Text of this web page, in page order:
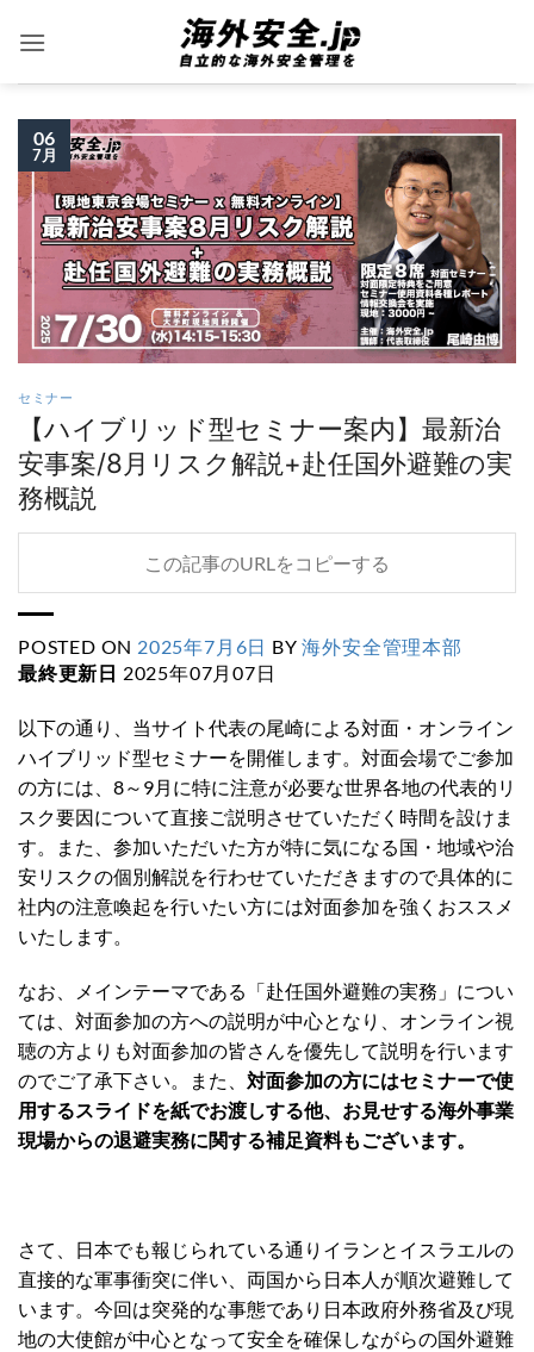
06
7月
セミナー
【ハイブリッド型セミナー案内】最新治
安事案/8月リスク解説+赴任国外避難の実
務概説
この記事のURLをコピーする
POSTED ON 2025年7月6日 BY海外安全管理本部
最終更新日 2025年07月07日
以下の通り、当サイト代表の尾崎による対面・オンライン
ハイブリッド型セミナーを開催します。対面会場でご参加
の方には、8～9月に特に注意が必要な世界各地の代表的リ
スク要因について直接ご説明させていただく時間を設けま
す。また、参加いただいた方が特に気になる国・地域や治
安リスクの個別解説を行わせていただきますので具体的に
社内の注意喚起を行いたい方には対面参加を強くおススメ
いたします。
なお、メインテーマである「赴任国外避難の実務」につい
ては、対面参加の方への説明が中心となり、オンライン視
聴の方よりも対面参加の皆さんを優先して説明を行います
のでご了承下さい。また、 対面参加の方にはセミナーで使
用するスライドを紙でお渡しする他、お見せする海外事業
現場からの退避実務に関する補足資料もございます。
さて、日本でも報じられている通りイランとイスラエルの
直接的な軍事衝突に伴い、両国から日本人が順次避難して
います。今回は突発的な事態であり日本政府外務省及び現
地の大使館が中心となって安全を確保しながらの国外避難